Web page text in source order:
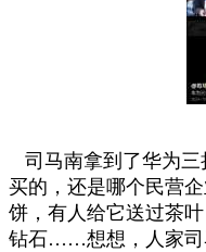
司马南拿到了华为三
买的，还是哪个民营
饼，有人给它送过茶
钻石……想想，人家司